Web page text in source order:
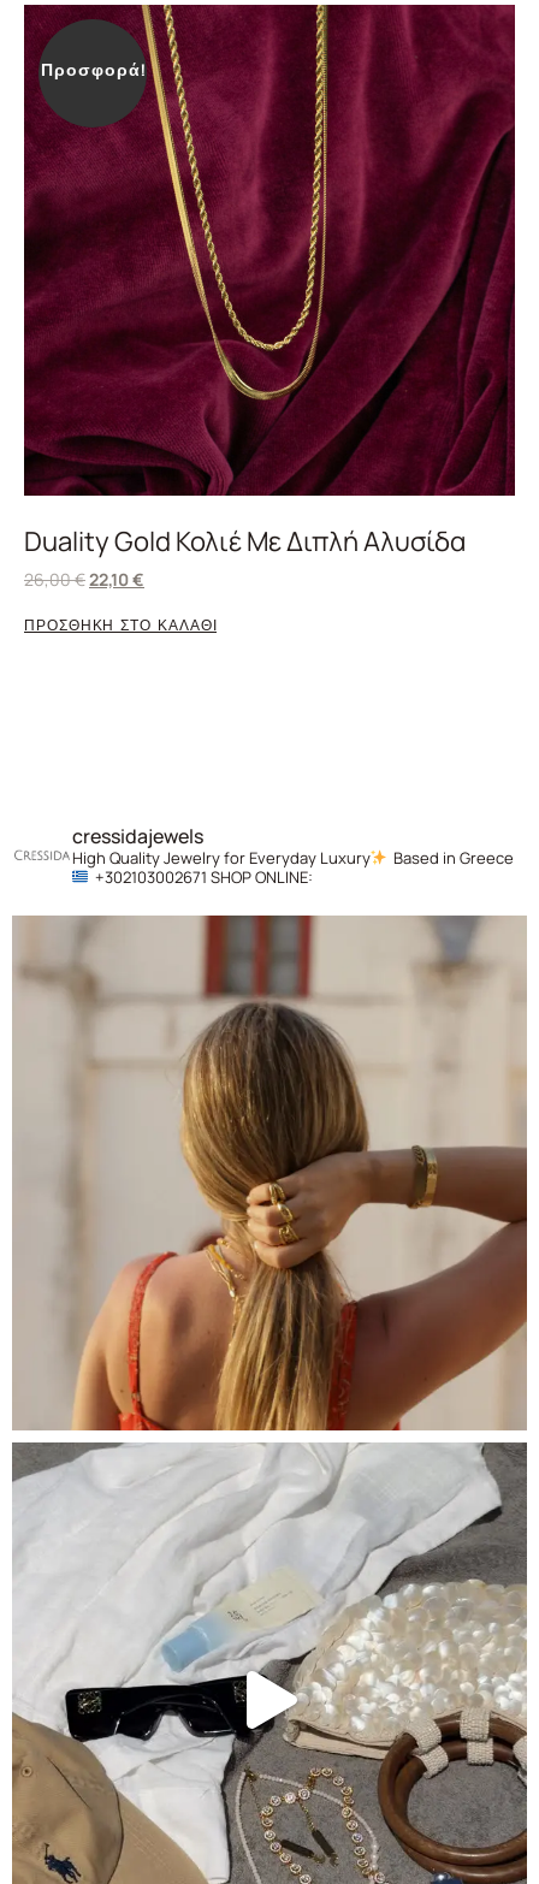
Προσφορά!
Duality Gold Κολιέ Με Διπλή Αλυσίδα
26,00€22,10€
ΠΡΟΣΘΗΚΗ ΣΤΟ ΚΑΛΑΘΙ
cressidajewels
High Quality Jewelry for Everyday Luxury
Based in Greece
+302103002671 SHOP ONLINE: